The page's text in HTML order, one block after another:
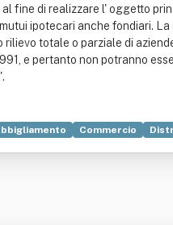
fine di realizzare l' oggetto
ipotecari anche fondiari.
totale o parziale di
e pertanto non potranno
Commercio